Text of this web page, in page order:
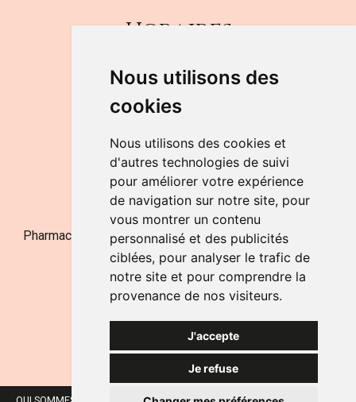
Nous utilisons des
cookies
Nous utilisons des cookies et
d'autres technologies de suivi
pour améliorer votre expérience
de navigation sur notre site, pour
vous montrer un contenu
personnalisé et des publicités
ciblées, pour analyser le trafic de
notre site et pour comprendre la
provenance de nos visiteurs.
J'accepte
Je refuse
Horaires
DU LUNDI AU VENDREDI
de 9h à 12h30 et de 14h à 18h
LE SAMEDI
de 9h à 12h30
NOUS CONTACTER
Pharmacie Jufarma - Fatima Abachra - APB 521704 - N°
Entreprise BE0882-700-592